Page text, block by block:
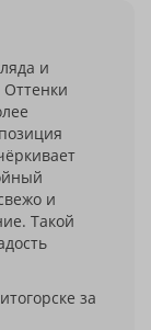
и
и
Такой
за